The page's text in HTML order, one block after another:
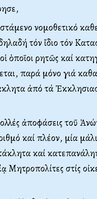
νομοθετικό
τόν ἴδιο τόν
ὁποῖοι ρητῶς καί
παρά μόνο γιά
ἀπό τά
ἀποφάσεις τοῦ
καί πλέον, μία
καί
Μητροπολίτες στίς